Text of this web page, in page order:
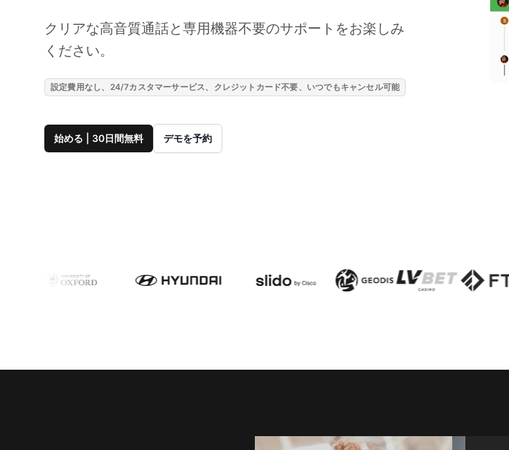
クリアな高音質通話と専用機器不要のサポートをお楽しみ
ください。
設定費用なし、24/7カスタマーサービス、クレジットカード不要、いつでもキャンセル可能
始める | 30日間無料 デモを予約